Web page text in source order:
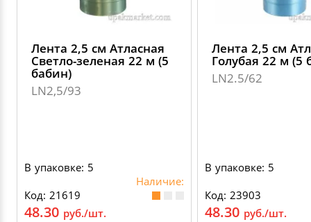
Лента 2,5 см Атласная
Светло-зеленая 22 м (5
бабин)
LN2,5/93
В упаковке: 5
Наличие:
Код: 21619
48.30 руб./шт.
Лента 2,5 см
Голубая 22 м (5
LN2.5/62
В упаковке: 5
Код: 23903
48.30 руб./шт.